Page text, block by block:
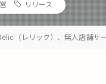
リリース
（レリック）、無人店舗サ